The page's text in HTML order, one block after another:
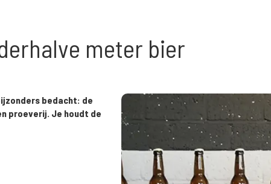
meter bier
bedacht: de
proeverij. Je houdt de